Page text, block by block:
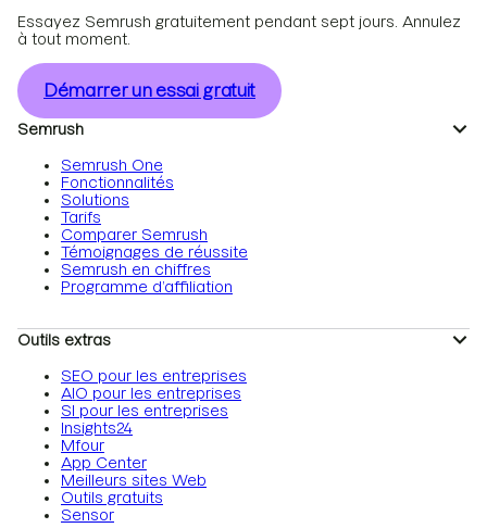
Essayez Semrush gratuitement pendant sept jours. Annulez
à tout moment.
Démarrer un essai gratuit
Semrush
Semrush One
Fonctionnalités
Solutions
Tarifs
Comparer Semrush
Témoignages de réussite
Semrush en chiffres
Programme d’affiliation
Outils extras
SEO pour les entreprises
AIO pour les entreprises
SI pour les entreprises
Insights24
Mfour
App Center
Meilleurs sites Web
Outils gratuits
Sensor